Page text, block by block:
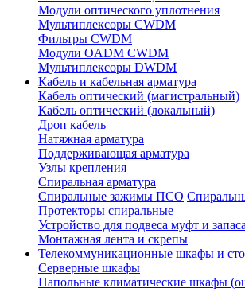
Модули оптического уплотнения
Мультиплексоры CWDM
Фильтры CWDM
Модули OADM CWDM
Мультиплексоры DWDM
Кабель и кабельная арматура
Кабель оптический (магистральный)
Кабель оптический (локальный)
Дроп кабель
Натяжная арматура
Поддерживающая арматура
Узлы крепления
Спиральная арматура
Спиральные зажимы ПСО
Протекторы спиральные
Устройство для подвеса муфт и
Монтажная лента и скрепы
Телекоммуникационные шкафы и
Серверные шкафы
Напольные климатические шкафы